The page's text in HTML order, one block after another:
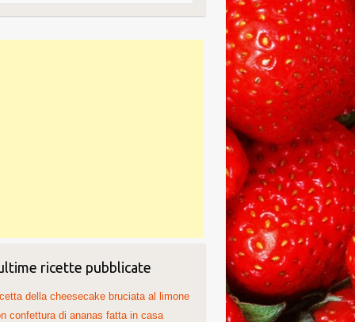
ricette pubblicate
della cheesecake bruciata al limone
confettura di ananas fatta in casa